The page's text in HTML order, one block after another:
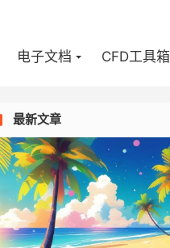
电子文档 CFD工具箱
最新文章